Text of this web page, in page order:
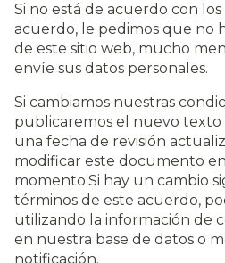
Si no está de acuerdo con
acuerdo, le pedimos que no
de este sitio web, mucho
envíe sus datos personales.
Si cambiamos nuestras
publicaremos el nuevo texto
una fecha de revisión
modificar este documento
momento.Si hay un cambio
términos de este acuerdo,
utilizando la información de
en nuestra base de datos o
notificación.